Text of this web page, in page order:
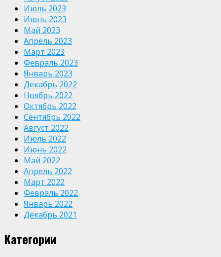
Июль 2023
Июнь 2023
Май 2023
Апрель 2023
Март 2023
Февраль 2023
Январь 2023
Декабрь 2022
Ноябрь 2022
Октябрь 2022
Сентябрь 2022
Август 2022
Июль 2022
Июнь 2022
Май 2022
Апрель 2022
Март 2022
Февраль 2022
Январь 2022
Декабрь 2021
Категории